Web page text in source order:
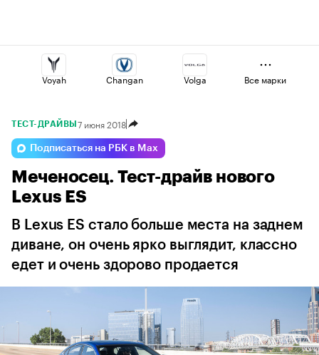
Voyah Changan Volga
Geely Esteo
Omoda Lada Jaecoo
Все марки
ТЕСТ-ДРАЙВЫ 7 июня 2018
Подписаться на РБК в Max
Меченосец. Тест-драйв нового
Lexus ES
В Lexus ES стало больше места на заднем
диване, он очень ярко выглядит, классно
едет и очень здорово продается